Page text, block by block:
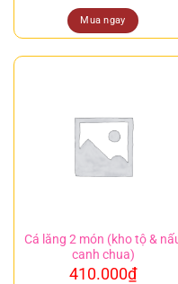
Mua ngay
Cá lăng 2 món (kho tộ &
canh chua)
410.000₫